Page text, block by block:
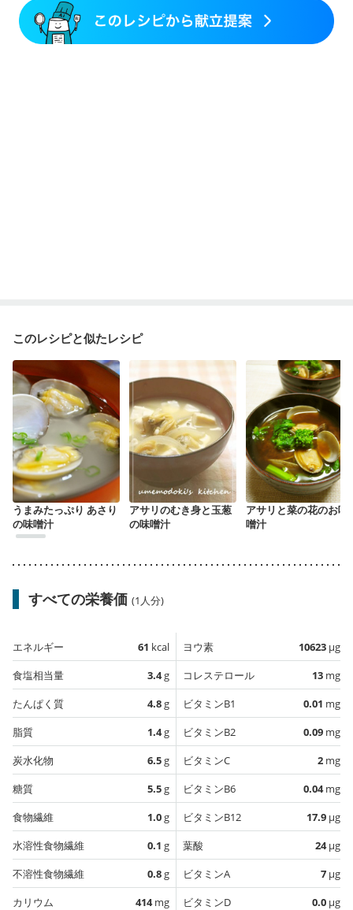
このレシピと似たレシピ
うまみたっぷり あさり
の味噌汁
アサリのむき身と玉葱
の味噌汁
アサリと菜の花のお味
噌汁
すべての栄養価 (1人分)
エネルギー 61 kcal
食塩相当量
3.4g
たんぱく質
4.8g
脂質
1.4g
炭水化物
6.5g
糖質
5.5g
食物繊維
1.0g
水溶性食物繊維
0.1 g
不溶性食物繊維
0.8g
カリウム
414mg
ヨウ素 10623 µg
コレステロール
13 mg
ビタミンB1
0.01 mg
ビタミンB2
0.09 mg
ビタミンC
2 mg
ビタミンB6
0.04mg
ビタミンB12
17.9 µg
葉酸
24µg
ビタミンA
7 µg
ビタミンD
0.0 µg